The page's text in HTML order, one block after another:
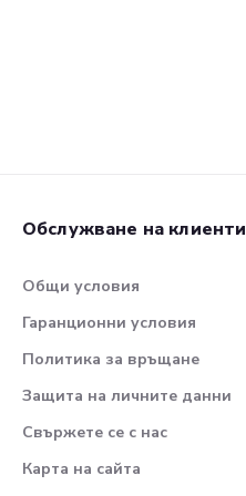
Обслужване на клиенти
Общи условия
Гаранционни условия
Политика за връщане
Защита на личните данни
Свържете се с нас
Карта на сайта